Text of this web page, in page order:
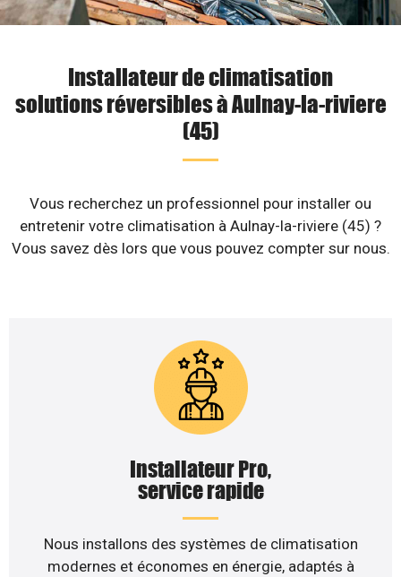
Installateur de climatisation
solutions réversibles à Aulnay-la-riviere
(45)
Vous recherchez un professionnel pour installer ou
entretenir votre climatisation à Aulnay-la-riviere (45) ?
Vous savez dès lors que vous pouvez compter sur nous.
Installateur Pro,
service rapide
Nous installons des systèmes de climatisation
modernes et économes en énergie, adaptés à